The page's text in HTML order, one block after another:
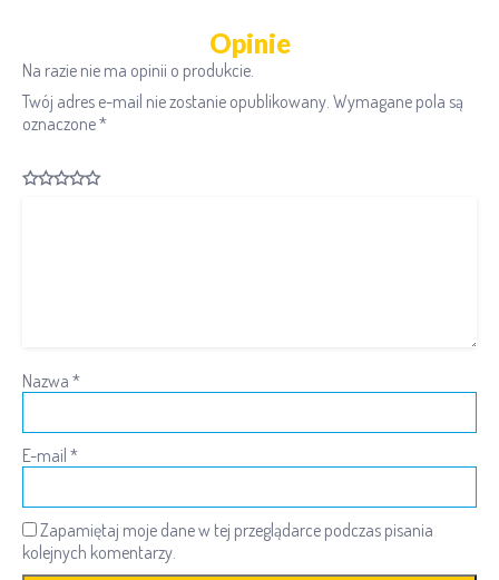
Opinie
Na razie nie ma opinii o produkcie.
Twój adres e-mail nie zostanie opublikowany. Wymagane pola są
oznaczone*
Nazwa *
E-mail *
Zapamiętaj moje dane w tej przeglądarce podczas pisania
kolejnych komentarzy.